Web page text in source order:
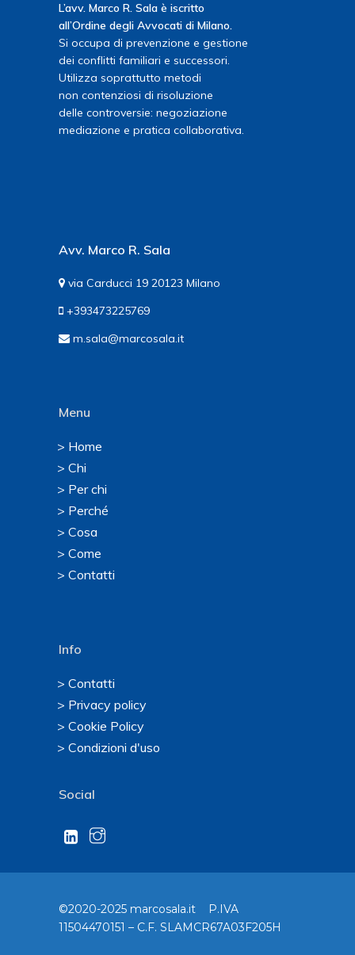
L’avv. Marco R. Sala è iscritto
all’Ordine degli Avvocati di Milano.
Si occupa di prevenzione e gestione
dei conflitti familiari e successori.
Utilizza soprattutto metodi
non contenziosi di risoluzione
delle controversie: negoziazione
mediazione e pratica collaborativa.
Avv. Marco R. Sala
via Carducci 19 20123 Milano
+393473225769
m.sala@marcosala.it
Menu
> Home
> Chi
> Per chi
> Perché
> Cosa
> Come
> Contatti
Info
> Contatti
> Privacy policy
> Cookie Policy
> Condizioni d'uso
Social
©2020-2025 marcosala.it P.IVA
11504470151 – C.F. SLAMCR67A03F205H